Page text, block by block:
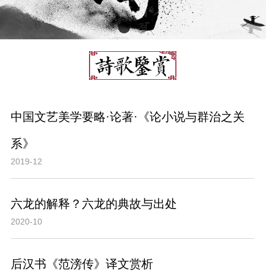
中国文艺美学要略·论著·《论小说与群治之关
系》
2019-12
六龙的解释？六龙的典故与出处
2020-10
后汉书《范滂传》译文赏析